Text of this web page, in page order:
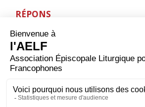
RÉPONS
Les hommes droits le verront face à
ORAISON
Dieu, qui as révélé au monde que les
cette justice qui seule peut garantir
paix solide et durable.